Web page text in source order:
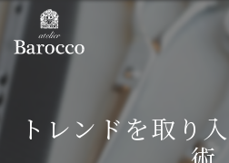
トレンドを取り